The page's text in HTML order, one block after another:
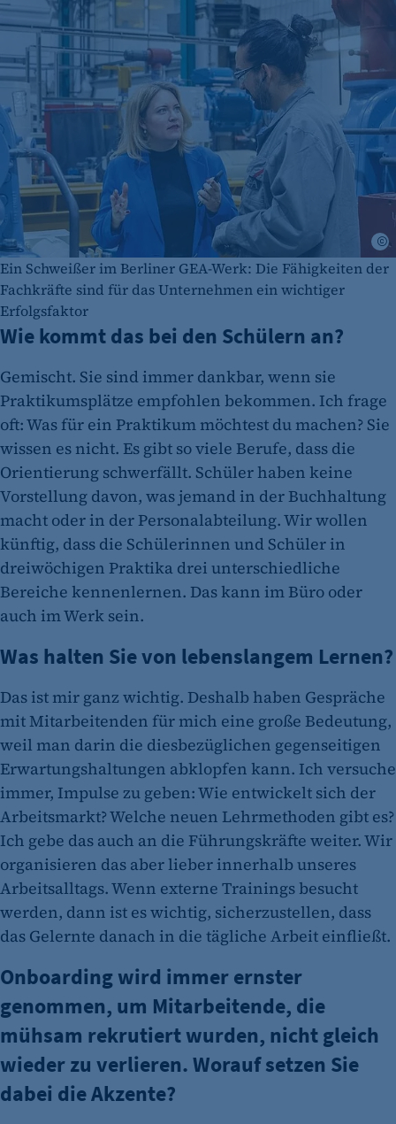
Ein Schweißer im Berliner GEA-Werk: Die Fähigkeiten der
Fachkräfte sind für das Unternehmen ein wichtiger
Erfolgsfaktor
Wie kommt das bei den Schülern an?
Gemischt. Sie sind immer dankbar, wenn sie
Praktikumsplätze empfohlen bekommen. Ich frage
oft: Was für ein Praktikum möchtest du machen? Sie
wissen es nicht. Es gibt so viele Berufe, dass die
Orientierung schwerfällt. Schüler haben keine
Vorstellung davon, was jemand in der Buchhaltung
macht oder in der Personalabteilung. Wir wollen
künftig, dass die Schülerinnen und Schüler in
dreiwöchigen Praktika drei unterschiedliche
Bereiche kennenlernen. Das kann im Büro oder
auch im Werk sein.
Was halten Sie von lebenslangem Lernen?
Das ist mir ganz wichtig. Deshalb haben Gespräche
mit Mitarbeitenden für mich eine große Bedeutung,
weil man darin die diesbezüglichen gegenseitigen
Erwartungshaltungen abklopfen kann. Ich versuche
immer, Impulse zu geben: Wie entwickelt sich der
Arbeitsmarkt? Welche neuen Lehrmethoden gibt es?
Ich gebe das auch an die Führungskräfte weiter. Wir
organisieren das aber lieber innerhalb unseres
Arbeitsalltags. Wenn externe Trainings besucht
werden, dann ist es wichtig, sicherzustellen, dass
das Gelernte danach in die tägliche Arbeit einfließt.
Onboarding wird immer ernster
genommen, um Mitarbeitende, die
mühsam rekrutiert wurden, nicht gleich
wieder zu verlieren. Worauf setzen Sie
dabei die Akzente?